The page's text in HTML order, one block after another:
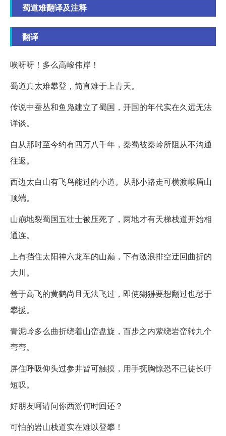
蜀道难翻译及注释
翻译
唉呀呀！多么高峻伟岸！
蜀道真太难攀登，简直难于上青天。
传说中蚕丛和鱼凫建立了蜀国，开国的年代实在久远无法
详谈。
自从那时至今约有四万八千年，秦蜀被秦岭所阻从不沟通
往返。
西边太白山有飞鸟能过的小道。从那小路走可横渡峨眉山
顶端。
山崩地裂蜀国五壮士被压死了，两地才有天梯栈道开始相
通连。
上有挡住太阳神六龙车的山巅，下有激浪排空迂回曲折的
大川。
善于高飞的黄鹤尚且无法飞过，即使猢狲要想翻过也愁于
攀援。
青泥岭多么曲折绕着山峦盘旋，百步之内萦绕岩峦转九个
弯弯。
屏住呼吸仰头过参井皆可触摸，用手抚胸惊恐不已徒长吁
短叹。
好朋友呵请问你西游何时回还？
可怕的岩山栈道实在难以登攀！